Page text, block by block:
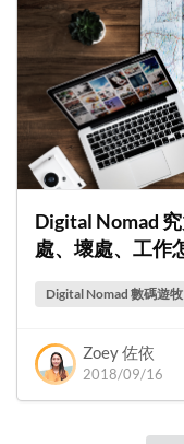
Digital Nomad
處、壞處、工作
Digital Nomad 數碼遊牧
Zoey 佐依
2018/09/16